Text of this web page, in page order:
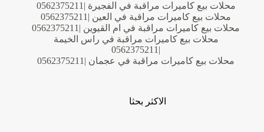
محلات بيع كاميرات مراقبة في الفجيرة |0562375211
محلات بيع كاميرات مراقبة في العين |0562375211
محلات بيع كاميرات مراقبة في ام القيوين |0562375211
محلات بيع كاميرات مراقبة في راس الخيمة
|0562375211
محلات بيع كاميرات مراقبة في عجمان |0562375211
الاكثر بحثا